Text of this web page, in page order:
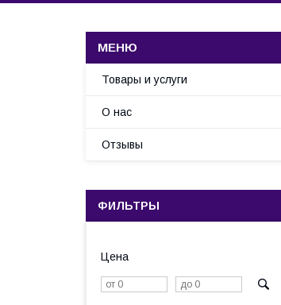
Товары и услуги
О нас
Отзывы
ФИЛЬТРЫ
Цена